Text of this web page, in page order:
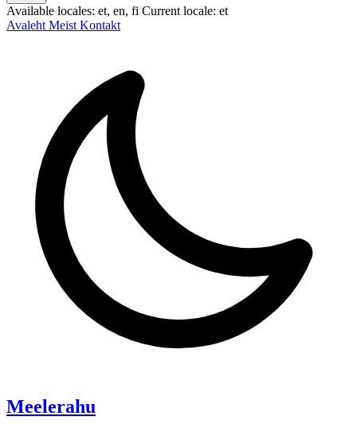
Available locales: et, en, fi Current locale: et
Avaleht Meist Kontakt
Meelerahu